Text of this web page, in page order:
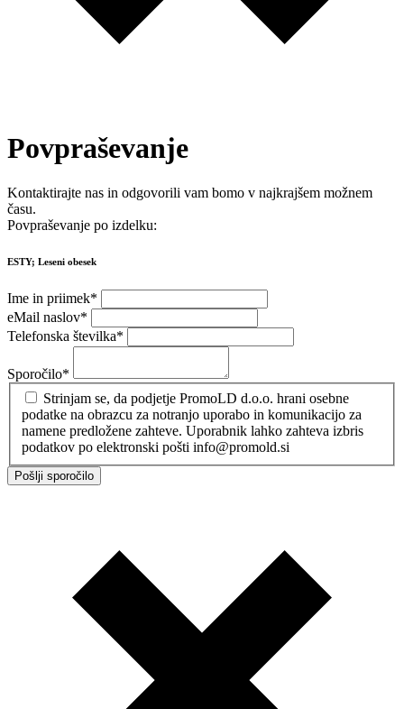
Povpraševanje
Kontaktirajte nas in odgovorili vam bomo v najkrajšem možnem
času.
Povpraševanje po izdelku:
ESTY; Leseni obesek
Ime in priimek*
eMail naslov*
Telefonska številka*
Sporočilo*
Strinjam se, da podjetje PromoLD d.o.o. hrani osebne
podatke na obrazcu za notranjo uporabo in komunikacijo za
namene predložene zahteve. Uporabnik lahko zahteva izbris
podatkov po elektronski pošti info@promold.si
Pošlji sporočilo